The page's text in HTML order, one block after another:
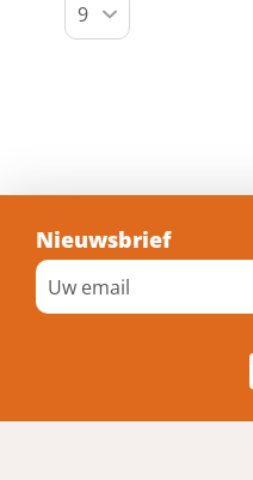
Nieuwsbrief